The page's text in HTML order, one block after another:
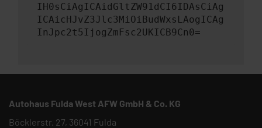
IH0sCiAgICAidGltZW91dCI6IDAsCiAg
ICAicHJvZ3Jlc3MiOiBudWxsLAogICAg
InJpc2t5IjogZmFsc2UKICB9Cn0=
Autohaus Fulda West AFW GmbH & Co. KG
Böcklerstr. 27, 36041 Fulda